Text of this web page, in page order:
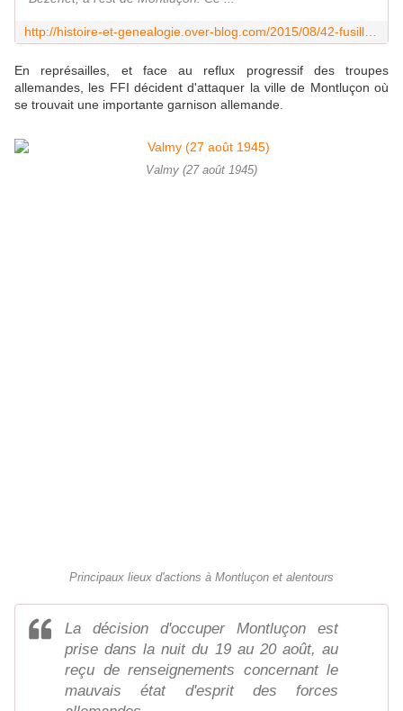
En représailles, et face au reflux progressif des troupes
allemandes, les FFI décident d'attaquer la ville de Montluçon où
se trouvait une importante garnison allemande.
Valmy (27 août 1945)
Principaux lieux d'actions à Montluçon et alentours
La décision d'occuper Montluçon est
prise dans la nuit du 19 au 20 août, au
reçu de renseignements concernant le
mauvais état d'esprit des forces